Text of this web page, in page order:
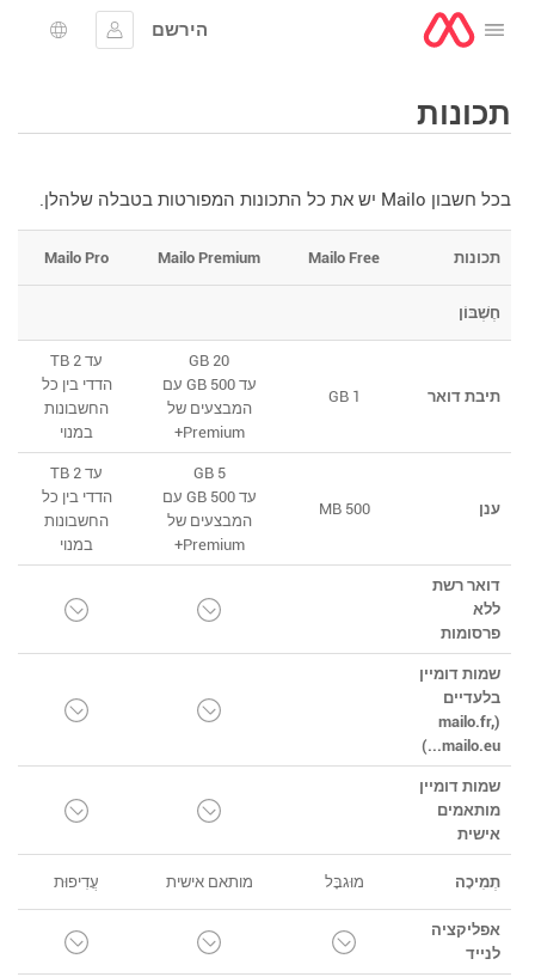
לפתוח את התפריט
הירשם
להתחבר
תכונות
בכל חשבון Mailo יש את כל התכונות המפורטות בטבלה שלהלן.
תכונות Mailo Free
Mailo Premium
Mailo Pro
חֶשְׁבּוֹן
תיבת דואר 1 GB
20 GB
עד 500 GB עם
המבצעים של
Premium+
עד 2 TB
הדדי בין כל
החשבונות
במנוי
ענן 500 MB
5 GB
עד 500 GB עם
המבצעים של
Premium+
עד 2 TB
הדדי בין כל
החשבונות
במנוי
דואר רשת
ללא
פרסומות
שמות דומיין
בלעדיים
(mailo.fr,
mailo.eu...)
שמות דומיין
מותאמים
אישית
תְמִיכָה מוּגבָּל מותאם אישית עֲדִיפוּת
אפליקציה
לנייד